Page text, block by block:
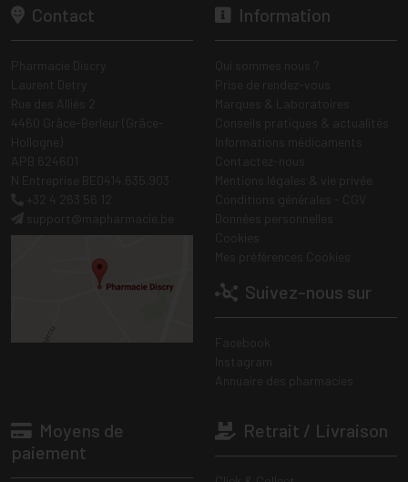
Contact Information
Suivez-nous sur
Moyens de
paiement
Retrait / Livraison